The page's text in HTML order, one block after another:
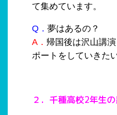
て集めています。
Q． 夢はあるの？
A． 帰国後は沢山講
ポートをしていきた
２．千種高校2年生